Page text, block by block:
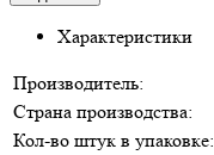
Характеристики
Производитель:
Страна производства:
Кол-во штук в упаковке: